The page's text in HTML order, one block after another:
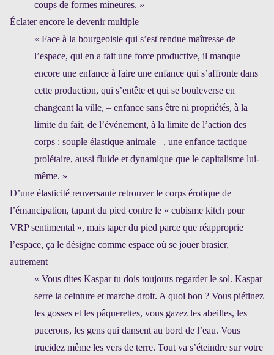
coups de formes mineures. »
Éclater encore le devenir multiple
« Face à la bourgeoisie qui s’est rendue maîtresse de
l’espace, qui en a fait une force productive, il manque
encore une enfance à faire une enfance qui s’affronte dans
cette production, qui s’entête et qui se bouleverse en
changeant la ville, – enfance sans être ni propriétés, à la
limite du fait, de l’événement, à la limite de l’action des
corps : souple élastique animale –, une enfance tactique
prolétaire, aussi fluide et dynamique que le capitalisme lui-
même. »
D’une élasticité renversante retrouver le corps érotique de
l’émancipation, tapant du pied contre le « cubisme kitch pour
VRP sentimental », mais taper du pied parce que réapproprie
l’espace, ça le désigne comme espace où se jouer brasier,
autrement
« Vous dites Kaspar tu dois toujours regarder le sol. Kaspar
serre la ceinture et marche droit. A quoi bon ? Vous piétinez
les gosses et les pâquerettes, vous gazez les abeilles, les
pucerons, les gens qui dansent au bord de l’eau. Vous
trucidez même les vers de terre. Tout va s’éteindre sur votre